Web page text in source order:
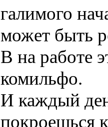
галимого
может быть
В на работе
комильфо.
И каждый
покроешься